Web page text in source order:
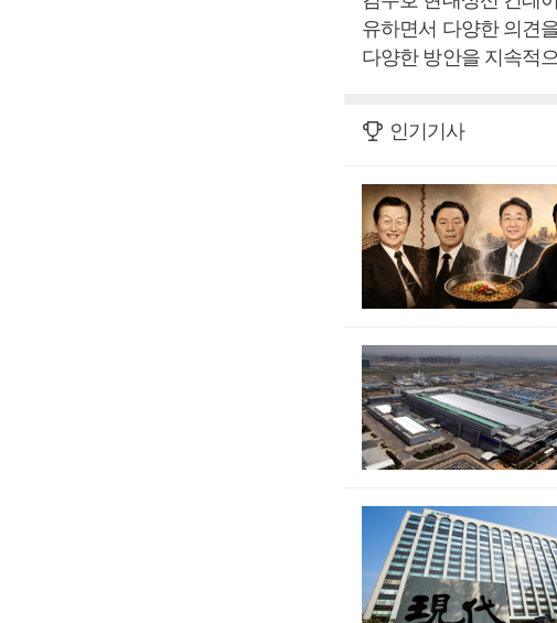
유하면서 다양한 의견
다양한 방안을 지속적
인기기사